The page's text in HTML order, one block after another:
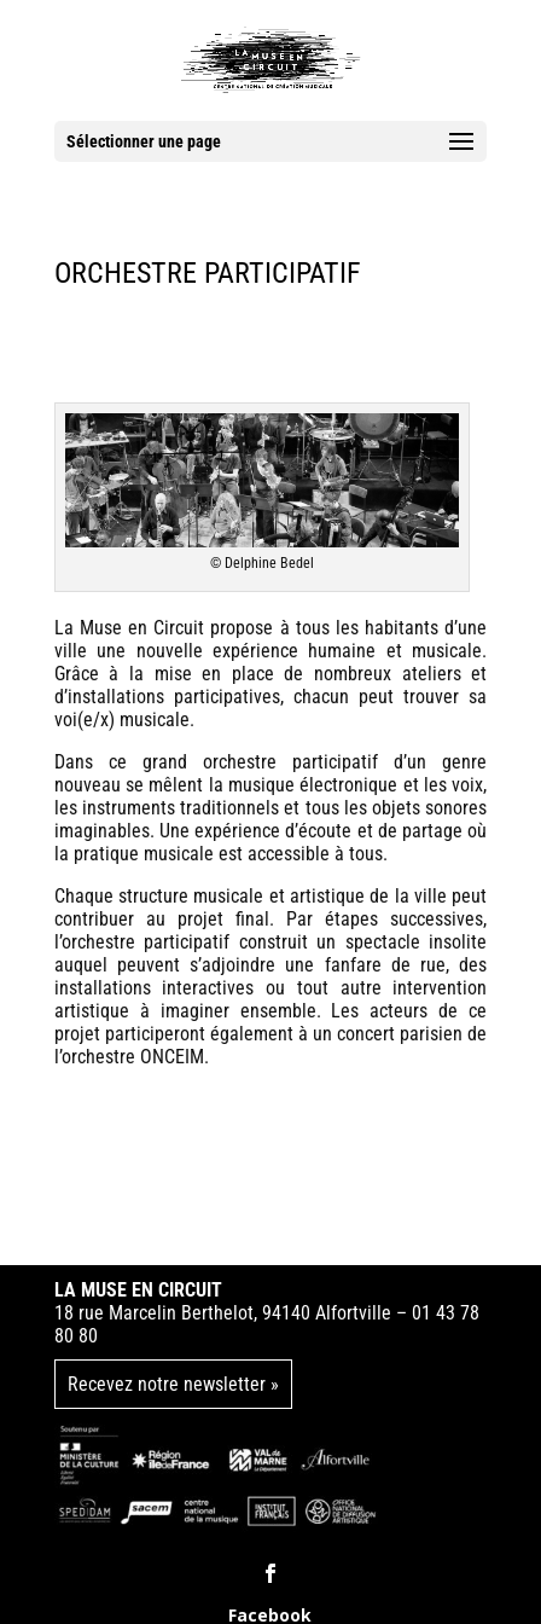
Sélectionner une page
ORCHESTRE PARTICIPATIF
© Delphine Bedel
La Muse en Circuit propose à tous les habitants d’une
ville une nouvelle expérience humaine et musicale.
Grâce à la mise en place de nombreux ateliers et
d’installations participatives, chacun peut trouver sa
voi(e/x) musicale.
Dans ce grand orchestre participatif d’un genre
nouveau se mêlent la musique électronique et les voix,
les instruments traditionnels et tous les objets sonores
imaginables. Une expérience d’écoute et de partage où
la pratique musicale est accessible à tous.
Chaque structure musicale et artistique de la ville peut
contribuer au projet final. Par étapes successives,
l’orchestre participatif construit un spectacle insolite
auquel peuvent s’adjoindre une fanfare de rue, des
installations interactives ou tout autre intervention
artistique à imaginer ensemble. Les acteurs de ce
projet participeront également à un concert parisien de
l’orchestre ONCEIM.
LA MUSE EN CIRCUIT
18 rue Marcelin Berthelot, 94140 Alfortville – 01 43 78
80 80
Recevez notre newsletter »
Facebook